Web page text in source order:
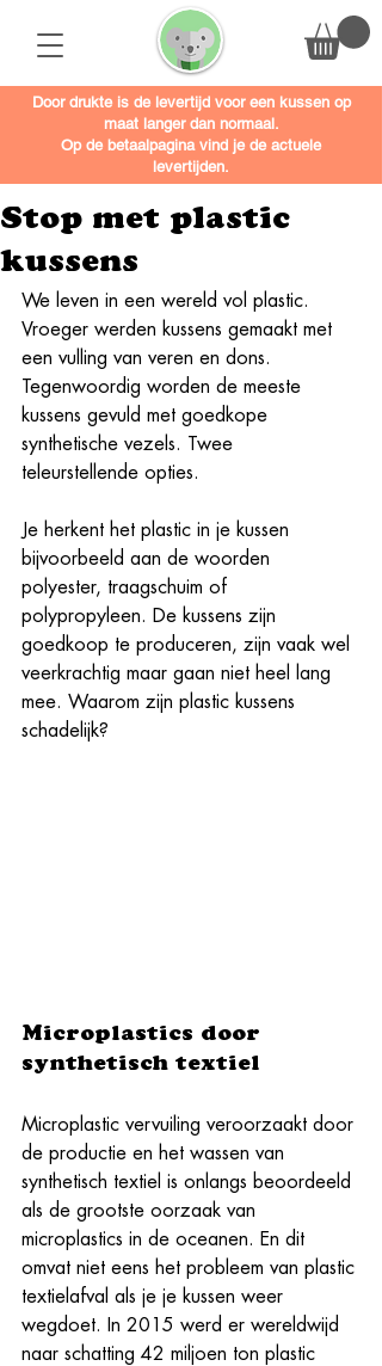
Door drukte is de levertijd voor een kussen op
maat langer dan normaal.
Op de betaalpagina vind je de actuele
levertijden.
Stop met plastic
kussens
We leven in een wereld vol plastic.
Vroeger werden kussens gemaakt met
een vulling van veren en dons.
Tegenwoordig worden de meeste
kussens gevuld met goedkope
synthetische vezels. Twee
teleurstellende opties.
Je herkent het plastic in je kussen
bijvoorbeeld aan de woorden
polyester, traagschuim of
polypropyleen. De kussens zijn
goedkoop te produceren, zijn vaak wel
veerkrachtig maar gaan niet heel lang
mee. Waarom zijn plastic kussens
schadelijk?
Microplastics door
synthetisch textiel
Microplastic vervuiling veroorzaakt door
de productie en het wassen van
synthetisch textiel is onlangs beoordeeld
als de grootste oorzaak van
microplastics in de oceanen. En dit
omvat niet eens het probleem van plastic
textielafval als je je kussen weer
wegdoet. In 2015 werd er wereldwijd
naar schatting 42 miljoen ton plastic